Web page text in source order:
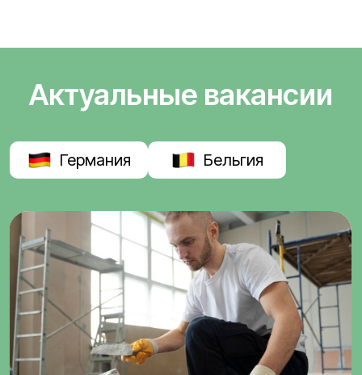
Актуальные вакансии
Германия Бельгия